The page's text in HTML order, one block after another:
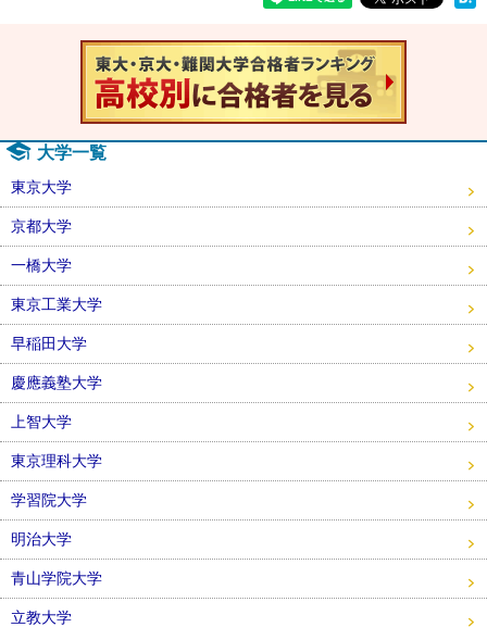
大学一覧
東京大学
京都大学
一橋大学
東京工業大学
早稲田大学
慶應義塾大学
上智大学
東京理科大学
学習院大学
明治大学
青山学院大学
立教大学